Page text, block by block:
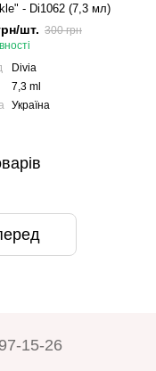
- Di1062 (7,3 мл)
шт. 300 грн
Divia
7,3 ml
Україна
15-26